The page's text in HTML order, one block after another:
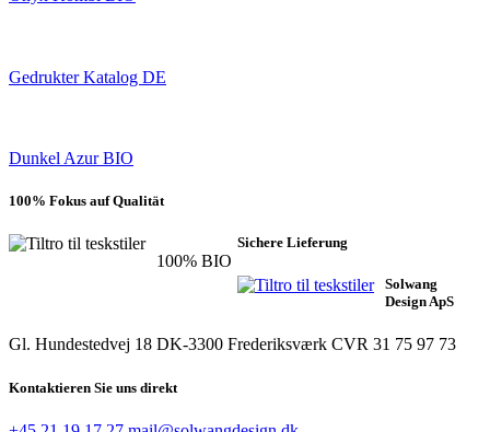
Gedrukter Katalog DE
Dunkel Azur BIO
100% Fokus auf Qualität
100% BIO
Sichere Lieferung
Solwang
Design ApS
Gl. Hundestedvej 18 DK-3300 Frederiksværk CVR 31 75 97 73
Kontaktieren Sie uns direkt